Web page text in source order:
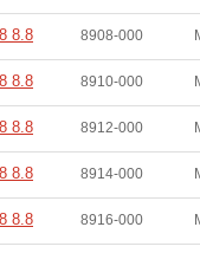
8.8 8908-000
8.8 8910-000
8.8 8912-000
8.8 8914-000
8.8 8916-000